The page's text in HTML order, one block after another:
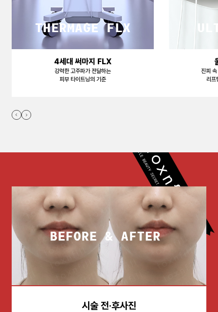
4세대 써마지 FLX
강력한 고주파가 전달하는
피부 타이트닝의 기준
진피
리프
시술 전·후사진